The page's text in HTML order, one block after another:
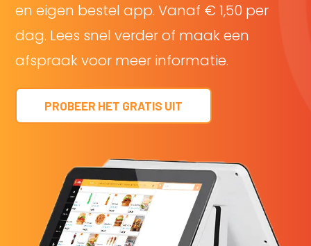
en eigen bestel app. Vanaf € 1,50 per
dag. Lees snel verder of maak een
afspraak voor meer informatie.
PROBEER HET GRATIS UIT